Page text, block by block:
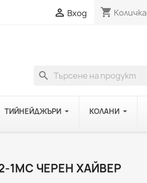
 Вход shopping_cart Количка
search
ТИЙНЕЙДЖЪРИ КОЛАНИ
ЧЕРЕН ХАЙВЕР